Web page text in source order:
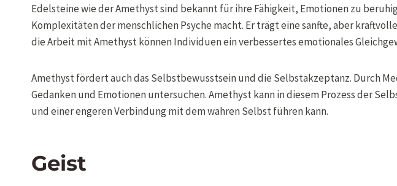
Edelsteine wie der Amethyst sind bekannt für ihre Fähigkeit, Emotionen zu
Komplexitäten der menschlichen Psyche macht. Er trägt eine sanfte, aber
die Arbeit mit Amethyst können Individuen ein verbessertes emotionales
Amethyst fördert auch das Selbstbewusstsein und die Selbstakzeptanz. Durch
Gedanken und Emotionen untersuchen. Amethyst kann in diesem Prozess der
und einer engeren Verbindung mit dem wahren Selbst führen kann.
Geist